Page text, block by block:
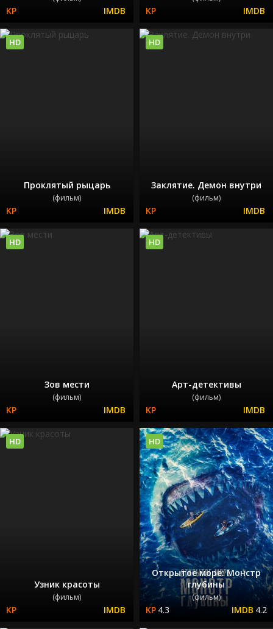
Проклятый рыцарь
(фильм)
HD
Заклятие. Демон внутри
(фильм)
HD
Зов мести
(фильм)
HD
Арт-детективы
(фильм)
HD
Узник красоты
(фильм)
HD
Открытое море: Монстр
глубины
(фильм)
4.3 4.2
HD